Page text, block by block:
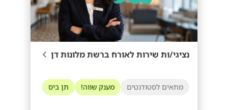
נציגי/ות שירות לאורח ברשת מלונות דן
מתאים לסטודנטים מענק שווה! תן ביס